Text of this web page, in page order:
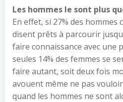
Les hommes le sont plus
En effet, si 27% des hommes
disent prêts à parcourir
faire connaissance avec une
seules 14% des femmes se
faire autant, soit deux fois
avouent même ne pas
quand les hommes ne sont